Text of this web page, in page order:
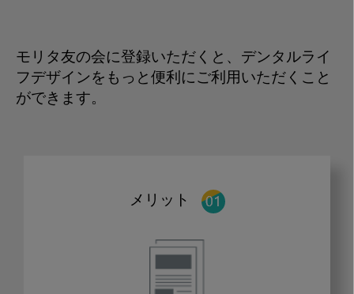
モリタ友の会に登録いただくと、デンタルライ
フデザインをもっと便利にご利用いただくこと
ができます。
メリット